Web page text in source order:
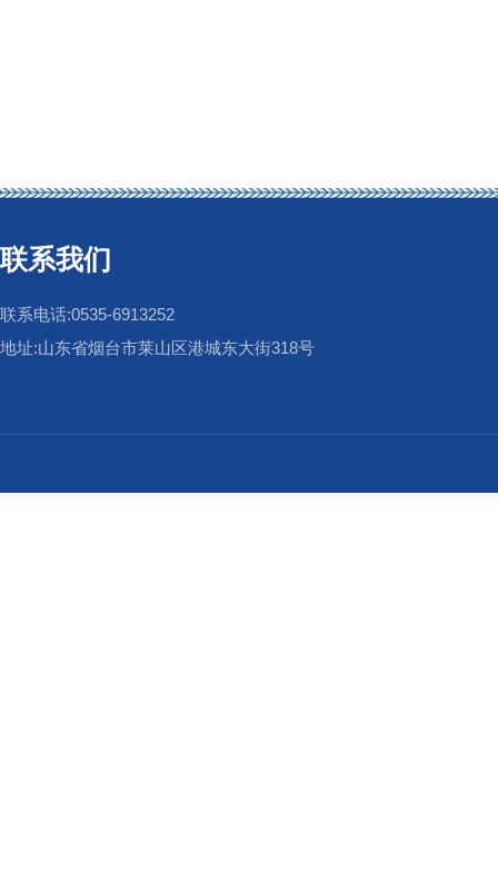
联系我们
联系电话:0535-6913252
地址:山东省烟台市莱山区港城东大街318号